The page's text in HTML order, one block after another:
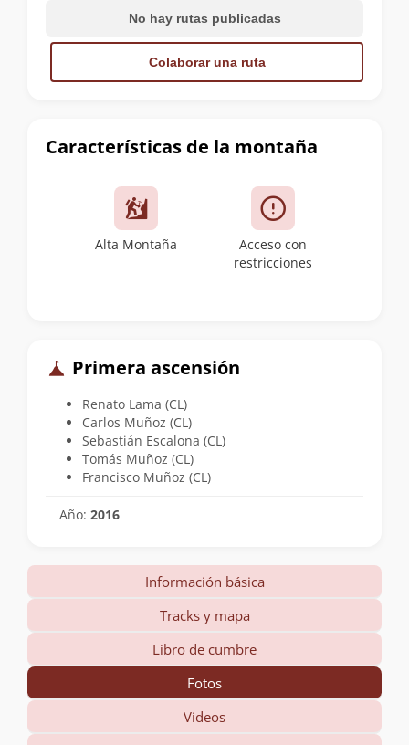
Características de la montaña
Alta Montaña
Acceso con
restricciones
Primera ascensión
Renato Lama (CL)
Carlos Muñoz (CL)
Sebastián Escalona (CL)
Tomás Muñoz (CL)
Francisco Muñoz (CL)
Año: 2016
No hay rutas publicadas
Colaborar una ruta
Información básica
Tracks y mapa
Libro de cumbre
Fotos
Videos